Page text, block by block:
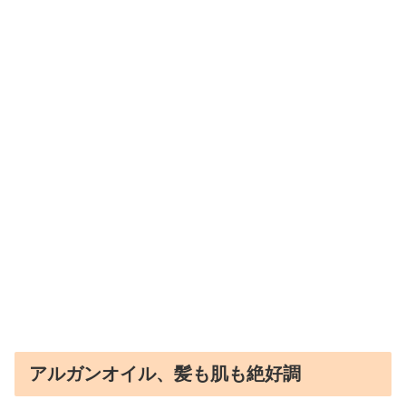
アルガンオイル、髪も肌も絶好調